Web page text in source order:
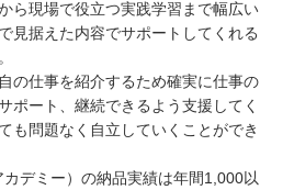
ら現場で役立つ実践学習まで幅広い
見据えた内容でサポートしてくれる
の仕事を紹介するため確実に仕事の
ポート、継続できるよう支援してく
も問題なく自立していくことができ
デミー）の納品実績は年間1,000以